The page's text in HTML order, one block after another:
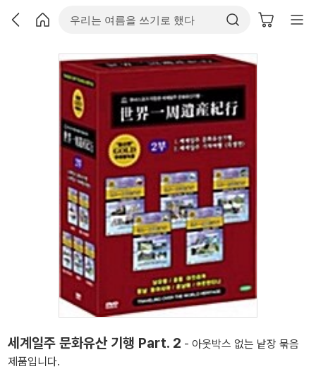
세계일주 문화유산 기행 Part. 2 - 아웃박스 없는 낱장 묶음
제품입니다.